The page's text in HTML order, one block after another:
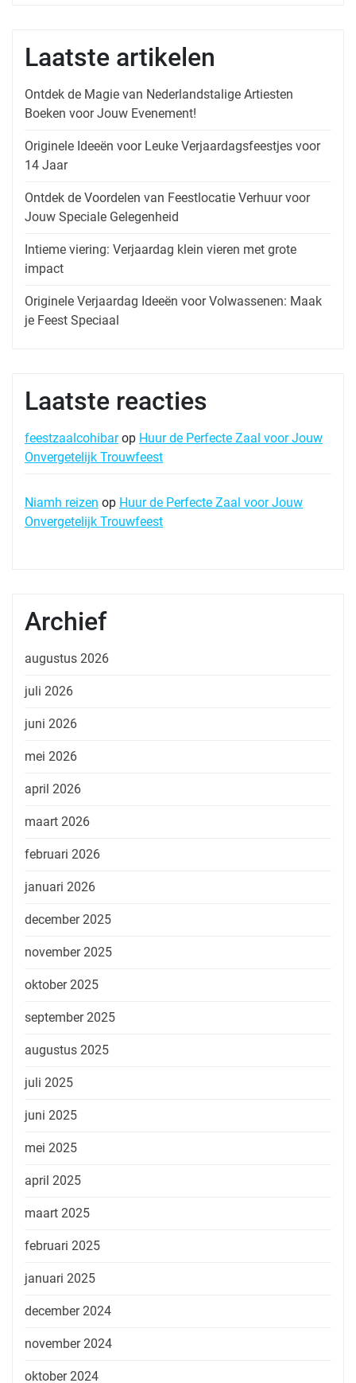
Laatste artikelen
Ontdek de Magie van Nederlandstalige Artiesten
Boeken voor Jouw Evenement!
Originele Ideeën voor Leuke Verjaardagsfeestjes voor
14 Jaar
Ontdek de Voordelen van Feestlocatie Verhuur voor
Jouw Speciale Gelegenheid
Intieme viering: Verjaardag klein vieren met grote
impact
Originele Verjaardag Ideeën voor Volwassenen: Maak
je Feest Speciaal
Laatste reacties
feestzaalcohibarop Huur de Perfecte Zaal voor Jouw
Onvergetelijk Trouwfeest
Niamh reizen op Huur de Perfecte Zaal voor Jouw
Onvergetelijk Trouwfeest
Archief
augustus 2026
juli 2026
juni 2026
mei 2026
april 2026
maart 2026
februari 2026
januari 2026
december 2025
november 2025
oktober 2025
september 2025
augustus 2025
juli 2025
juni 2025
mei 2025
april 2025
maart 2025
februari 2025
januari 2025
december 2024
november 2024
oktober 2024